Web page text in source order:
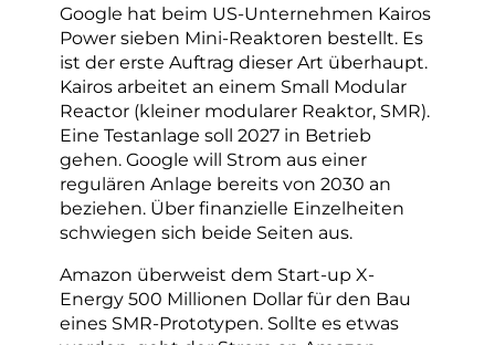
Google hat beim US-Unternehmen Kairos
Power sieben Mini-Reaktoren bestellt. Es
ist der erste Auftrag dieser Art überhaupt.
Kairos arbeitet an einem Small Modular
Reactor (kleiner modularer Reaktor, SMR).
Eine Testanlage soll 2027 in Betrieb
gehen. Google will Strom aus einer
regulären Anlage bereits von 2030 an
beziehen. Über finanzielle Einzelheiten
schwiegen sich beide Seiten aus.
Amazon überweist dem Start-up X-
Energy 500 Millionen Dollar für den Bau
eines SMR-Prototypen. Sollte es etwas